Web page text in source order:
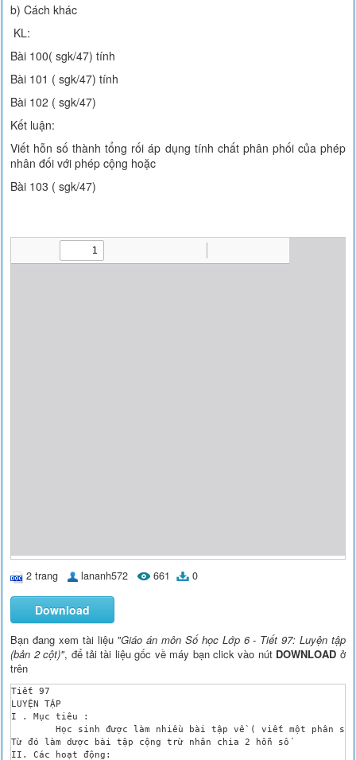
b) Cách khác
KL:
Bài 100( sgk/47) tính
Bài 101 ( sgk/47) tính
Bài 102 ( sgk/47)
Kết luận:
Viết hỗn số thành tổng rối áp dụng tính chất phân phối của phép
nhân đối với phép cộng hoặc
Bài 103 ( sgk/47)
2 trang lananh572 661 0
Download
Bạn đang xem tài liệu "Giáo án môn Số học Lớp 6 - Tiết 97: Luyện tập
(bản 2 cột)", để tải tài liệu gốc về máy bạn click vào nút DOWNLOAD ở
trên
Tiết 97
LUYỆN TẬP
I . Mục tiêu :
	Học sinh được làm nhiều bài tập về ( viết một phân số có giá trị tuyệt đối > 1) dưới dạng hỗn số, STP, % và ngược lại
Từ đó làm dược bài tập cộng trừ nhân chia 2 hỗn số
II. Các hoạt động: